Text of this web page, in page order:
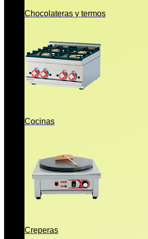
Chocolateras y termos
Cocinas
Creperas